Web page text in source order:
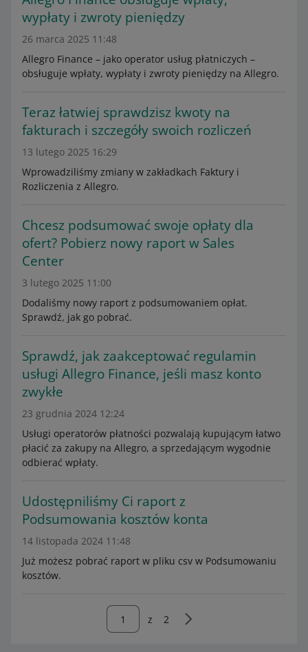
wypłaty i zwroty pieniędzy
26 marca 2025 11:48
Allegro Finance – jako operator usług płatniczych –
obsługuje wpłaty, wypłaty i zwroty pieniędzy na Allegro.
Teraz łatwiej sprawdzisz kwoty na
fakturach i szczegóły swoich rozliczeń
13 lutego 2025 16:29
Wprowadziliśmy zmiany w zakładkach Faktury i
Rozliczenia z Allegro.
Chcesz podsumować swoje opłaty dla
ofert? Pobierz nowy raport w Sales
Center
3 lutego 2025 11:00
Dodaliśmy nowy raport z podsumowaniem opłat.
Sprawdź, jak go pobrać.
Sprawdź, jak zaakceptować regulamin
usługi Allegro Finance, jeśli masz konto
zwykłe
23 grudnia 2024 12:24
Usługi operatorów płatności pozwalają kupującym łatwo
płacić za zakupy na Allegro, a sprzedającym wygodnie
odbierać wpłaty.
Udostępniliśmy Ci raport z
Podsumowania kosztów konta
14 listopada 2024 11:48
Już możesz pobrać raport w pliku csv w Podsumowaniu
kosztów.
z 2